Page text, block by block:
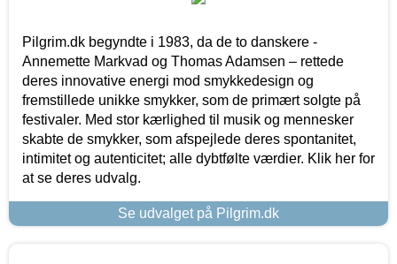
Pilgrim.dk begyndte i 1983, da de to danskere -
Annemette Markvad og Thomas Adamsen – rettede
deres innovative energi mod smykkedesign og
fremstillede unikke smykker, som de primært solgte på
festivaler. Med stor kærlighed til musik og mennesker
skabte de smykker, som afspejlede deres spontanitet,
intimitet og autenticitet; alle dybtfølte værdier. Klik her for
at se deres udvalg.
Se udvalget på Pilgrim.dk